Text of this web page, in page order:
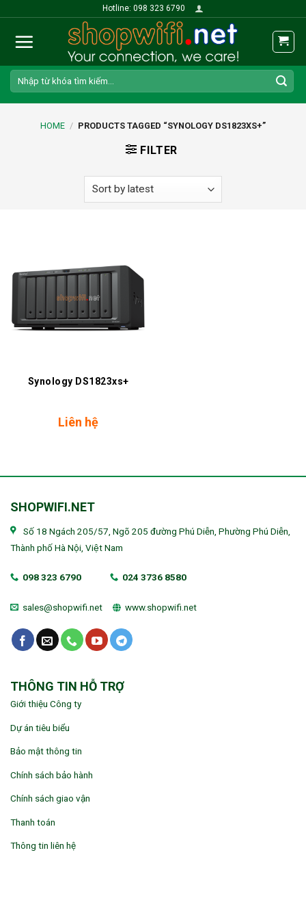
content
Hotline: 098 323 6790
Search
for:
HOME / PRODUCTS TAGGED “SYNOLOGY DS1823XS+”
FILTER
Synology DS1823xs+
Liên hệ
SHOPWIFI.NET
Số 18 Ngách 205/57, Ngõ 205 đường Phú Diễn, Phường Phú Diễn,
Thành phố Hà Nội, Việt Nam
098 323 6790 024 3736 8580
sales@shopwifi.net www.shopwifi.net
THÔNG TIN HỖ TRỢ
Giới thiệu Công ty
Dự án tiêu biểu
Bảo mật thông tin
Chính sách bảo hành
Chính sách giao vận
Thanh toán
Thông tin liên hệ